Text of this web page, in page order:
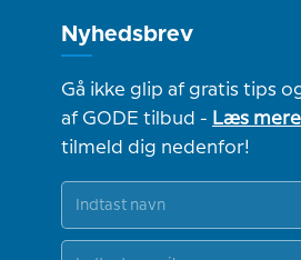
Nyhedsbrev
Gå ikke glip af gratis tips
af GODE tilbud - Læs
tilmeld dig nedenfor!